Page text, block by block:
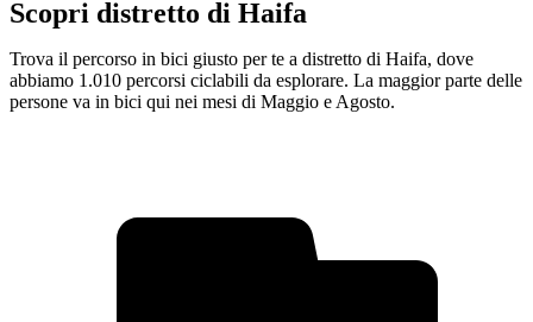
Scopri distretto di Haifa
Trova il percorso in bici giusto per te a distretto di Haifa, dove
abbiamo 1.010 percorsi ciclabili da esplorare. La maggior parte delle
persone va in bici qui nei mesi di Maggio e Agosto.